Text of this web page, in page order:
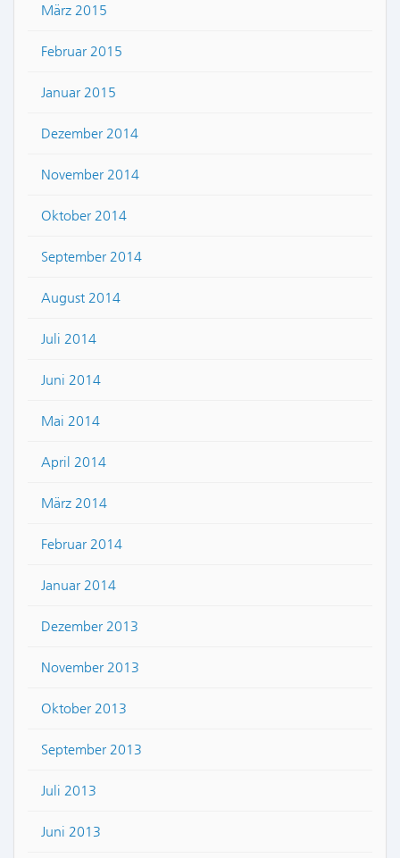
März 2015
Februar 2015
Januar 2015
Dezember 2014
November 2014
Oktober 2014
September 2014
August 2014
Juli 2014
Juni 2014
Mai 2014
April 2014
März 2014
Februar 2014
Januar 2014
Dezember 2013
November 2013
Oktober 2013
September 2013
Juli 2013
Juni 2013